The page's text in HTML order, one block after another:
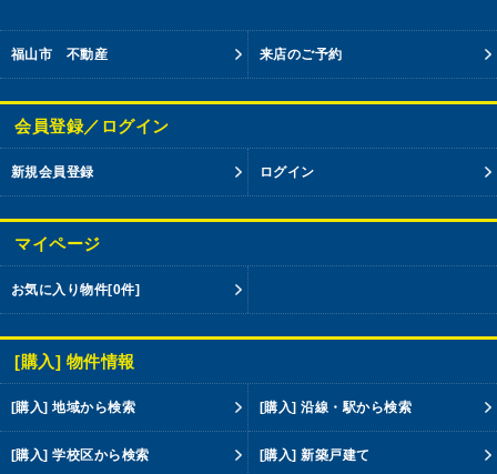
福山市 不動産 来店のご予約
会員登録／ログイン
新規会員登録 ログイン
マイページ
お気に入り物件[0件]
[購入] 物件情報
[購入] 地域から検索 [購入] 沿線・駅から検索
[購入] 学校区から検索 [購入] 新築戸建て